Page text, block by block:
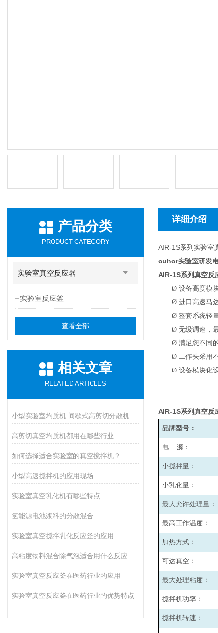
产品分类
PRODUCT CATEGORY
实验室真空反应器
实验室反应釜
查看全部
相关文章
RELATED ARTICLES
高剪切真空均质机都用在哪些行业
如何选择适合实验室的真空搅拌机？
小型高速搅拌机的应用现场
实验室真空乳化机有哪些特点
氢能源电池浆料的分散混合
实验室真空搅拌乳化反应釜的应用
实验室真空反应釜在医药行业的应用
实验室真空反应釜在医药行业的优势特点
详细介绍
AIR-1S系列实验室
ouhor实验室研发
AIR-1S系列真空反
Ø 设备高度模
Ø 进口高速马
Ø 整套系统轻
Ø 无级调速，
Ø 满足您不同
Ø 工作头采用
Ø 设备模块化
AIR-1S系列真空反
品牌型号：
电 源：
小搅拌量：
小乳化量：
最大允许处理量：
最高工作温度：
加热方式：
可达真空：
最大处理粘度：
搅拌机功率：
搅拌机转速：